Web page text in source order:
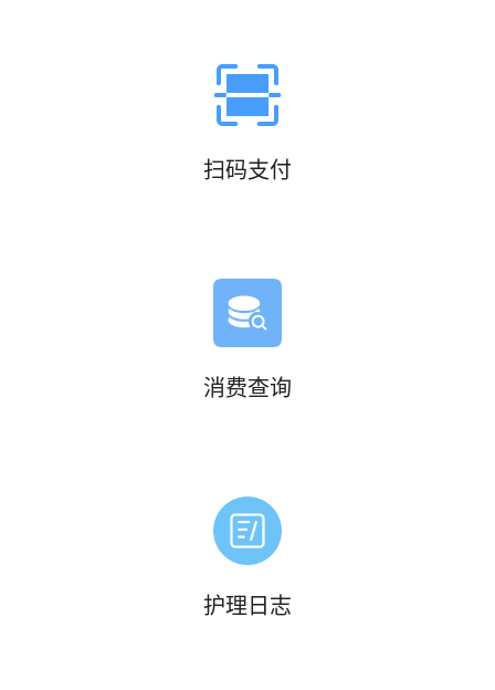
扫码支付
消费查询
护理日志